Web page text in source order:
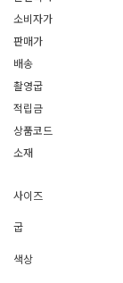
소비자가
판매가
배송
촬영굽
적립금
상품코드
소재
사이즈
굽
색상